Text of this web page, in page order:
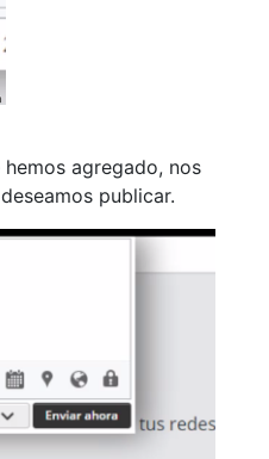
agregado, nos
publicar.